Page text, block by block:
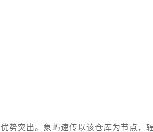
突出。象屿速传以该仓库为节点，